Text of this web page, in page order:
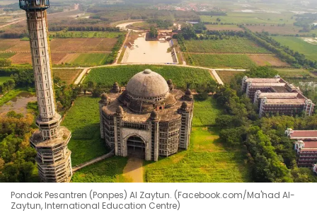
Pondok Pesantren (Ponpes) Al Zaytun. (Facebook.com/Ma'had Al-
Zaytun, International Education Centre)